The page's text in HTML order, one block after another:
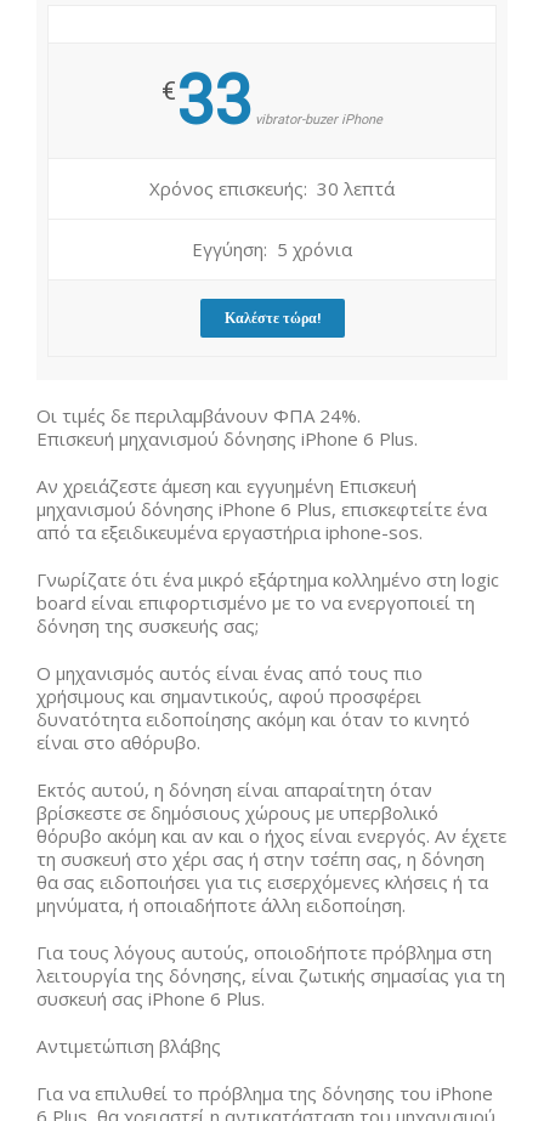
€33 vibrator-buzer iPhone
Χρόνος επισκευής: 30 λεπτά
Εγγύηση: 5 χρόνια
Καλέστε τώρα!
Οι τιμές δε περιλαμβάνουν ΦΠΑ 24%.
Επισκευή μηχανισμού δόνησης iPhone 6 Plus.
Αν χρειάζεστε άμεση και εγγυημένη Επισκευή
μηχανισμού δόνησης iPhone 6 Plus, επισκεφτείτε ένα
από τα εξειδικευμένα εργαστήρια iphone-sos.
Γνωρίζατε ότι ένα μικρό εξάρτημα κολλημένο στη logic
board είναι επιφορτισμένο με το να ενεργοποιεί τη
δόνηση της συσκευής σας;
Ο μηχανισμός αυτός είναι ένας από τους πιο
χρήσιμους και σημαντικούς, αφού προσφέρει
δυνατότητα ειδοποίησης ακόμη και όταν το κινητό
είναι στο αθόρυβο.
Εκτός αυτού, η δόνηση είναι απαραίτητη όταν
βρίσκεστε σε δημόσιους χώρους με υπερβολικό
θόρυβο ακόμη και αν και ο ήχος είναι ενεργός. Αν έχετε
τη συσκευή στο χέρι σας ή στην τσέπη σας, η δόνηση
θα σας ειδοποιήσει για τις εισερχόμενες κλήσεις ή τα
μηνύματα, ή οποιαδήποτε άλλη ειδοποίηση.
Για τους λόγους αυτούς, οποιοδήποτε πρόβλημα στη
λειτουργία της δόνησης, είναι ζωτικής σημασίας για τη
συσκευή σας iPhone 6 Plus.
Αντιμετώπιση βλάβης
Για να επιλυθεί το πρόβλημα της δόνησης του iPhone
6 Plus, θα χρειαστεί η αντικατάσταση του μηχανισμού